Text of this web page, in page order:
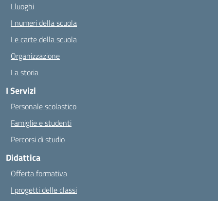
I luoghi
I numeri della scuola
Le carte della scuola
Organizzazione
La storia
I Servizi
Personale scolastico
Famiglie e studenti
Percorsi di studio
Didattica
Offerta formativa
I progetti delle classi